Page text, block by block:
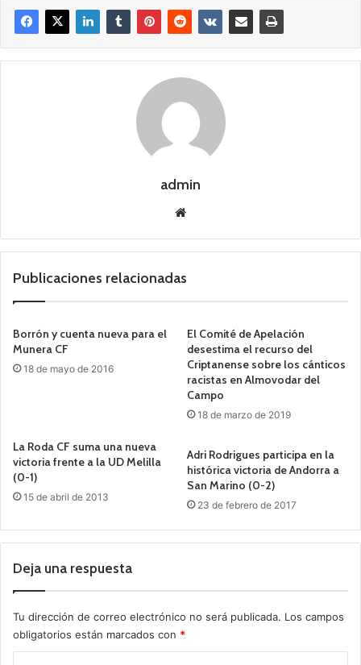
admin
we
Publicaciones relacionadas
Borrón y cuenta nueva para el
Munera CF
18 de mayo de 2016
El Comité de Apelación
desestima el recurso del
Criptanense sobre los cánticos
racistas en Almovodar del
Campo
18 de marzo de 2019
La Roda CF suma una nueva
victoria frente a la UD Melilla
(0-1)
15 de abril de 2013
Adri Rodrigues participa en la
histórica victoria de Andorra a
San Marino (0-2)
23 de febrero de 2017
Deja una respuesta
Tu dirección de correo electrónico no será publicada. Los campos
obligatorios están marcados con *